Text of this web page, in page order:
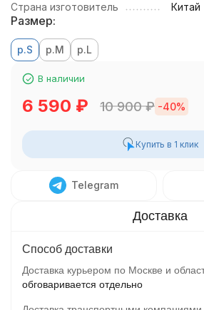
Страна изготовитель
Китай
Размер:
р.S р.M р.L
В наличии
6 590 ₽ 10 900₽ -40%
Купить в 1 клик
Telegram
Способ доставки
Доставка курьером по Москве и
обговаривается отдельно